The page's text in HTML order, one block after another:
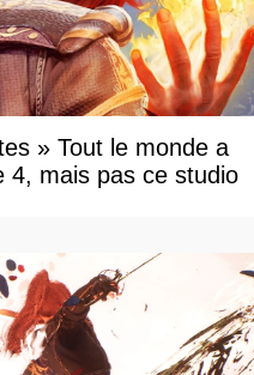
» Tout le monde a
4, mais pas ce studio